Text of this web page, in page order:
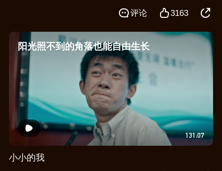
3163
评论
阳光照不到的角落也能自由生长
131:07
小小的我